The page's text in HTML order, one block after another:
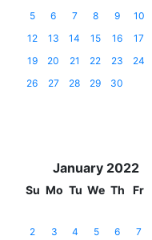
5
6 7 8 9 10
12
13 14 15 16 17
19
20 21 22 23 24
26
27 28 29 30
January 2022
Su Mo Tu We Th Fr
2
3 4 5 6 7